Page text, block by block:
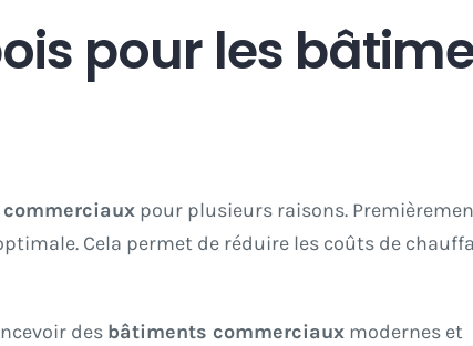
pour les
pour plusieurs raisons.
Cela permet de réduire les coûts de
des bâtiments commerciauxmodernes et